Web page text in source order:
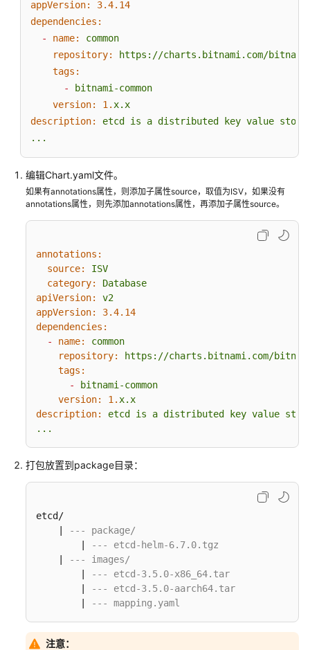
问
题
参
考
产
议
（SLA）
区
appVersion: 3.4.14
dependencies:
-
name:
common
repository:
https://charts.bitnami.com/bitnami
tags:
-
bitnami-common
version:
1. x.x
description:
etcd is a distributed key value store
...
编辑Chart.yaml文件。
如果有annotations属性，则添加子属性source，取值为ISV，如果没有
annotations属性，则先添加annotations属性，再添加子属性source。
annotations:
source:
ISV
category:
Database
apiVersion:
v2
appVersion:
3.4.14
dependencies:
-
name:
common
repository:
https://charts.bitnami.com/
tags:
-
bitnami-common
version:
1. x.x
description:
etcd is a distributed key value
...
打包放置到package目录：
etcd/
--- package/
--- etcd-helm-6.7.0.tgz
--- images/
--- etcd-3.5.0-x86_64.tar
--- etcd-3.5.0-aarch64.tar
--- mapping.yaml
注意：